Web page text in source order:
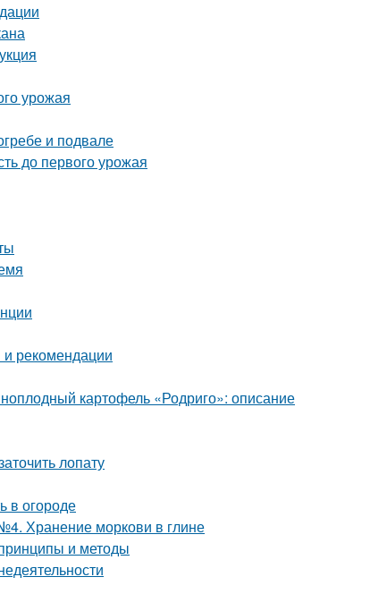
урожая
и подвале
до первого урожая
и рекомендации
картофель «Родриго»: описание
лопату
в огороде
Хранение моркови в глине
и методы